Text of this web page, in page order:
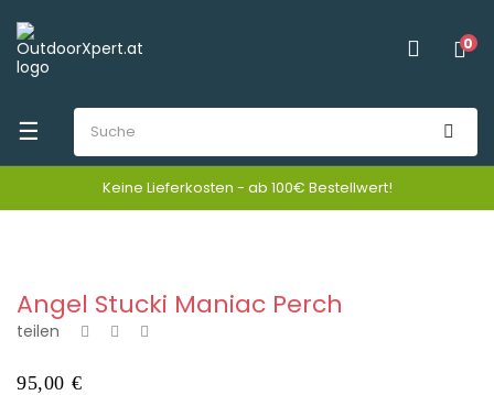
Umschalten
☰
0
Keine Lieferkosten - ab 100€ Bestellwert!
Angel Stucki Maniac Perch
teilen
95,00 €